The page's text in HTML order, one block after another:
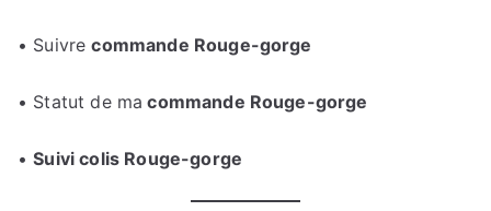
• Suivrecommande Rouge-gorge
• Statut de ma commande Rouge-gorge
•Suivi colis Rouge-gorge